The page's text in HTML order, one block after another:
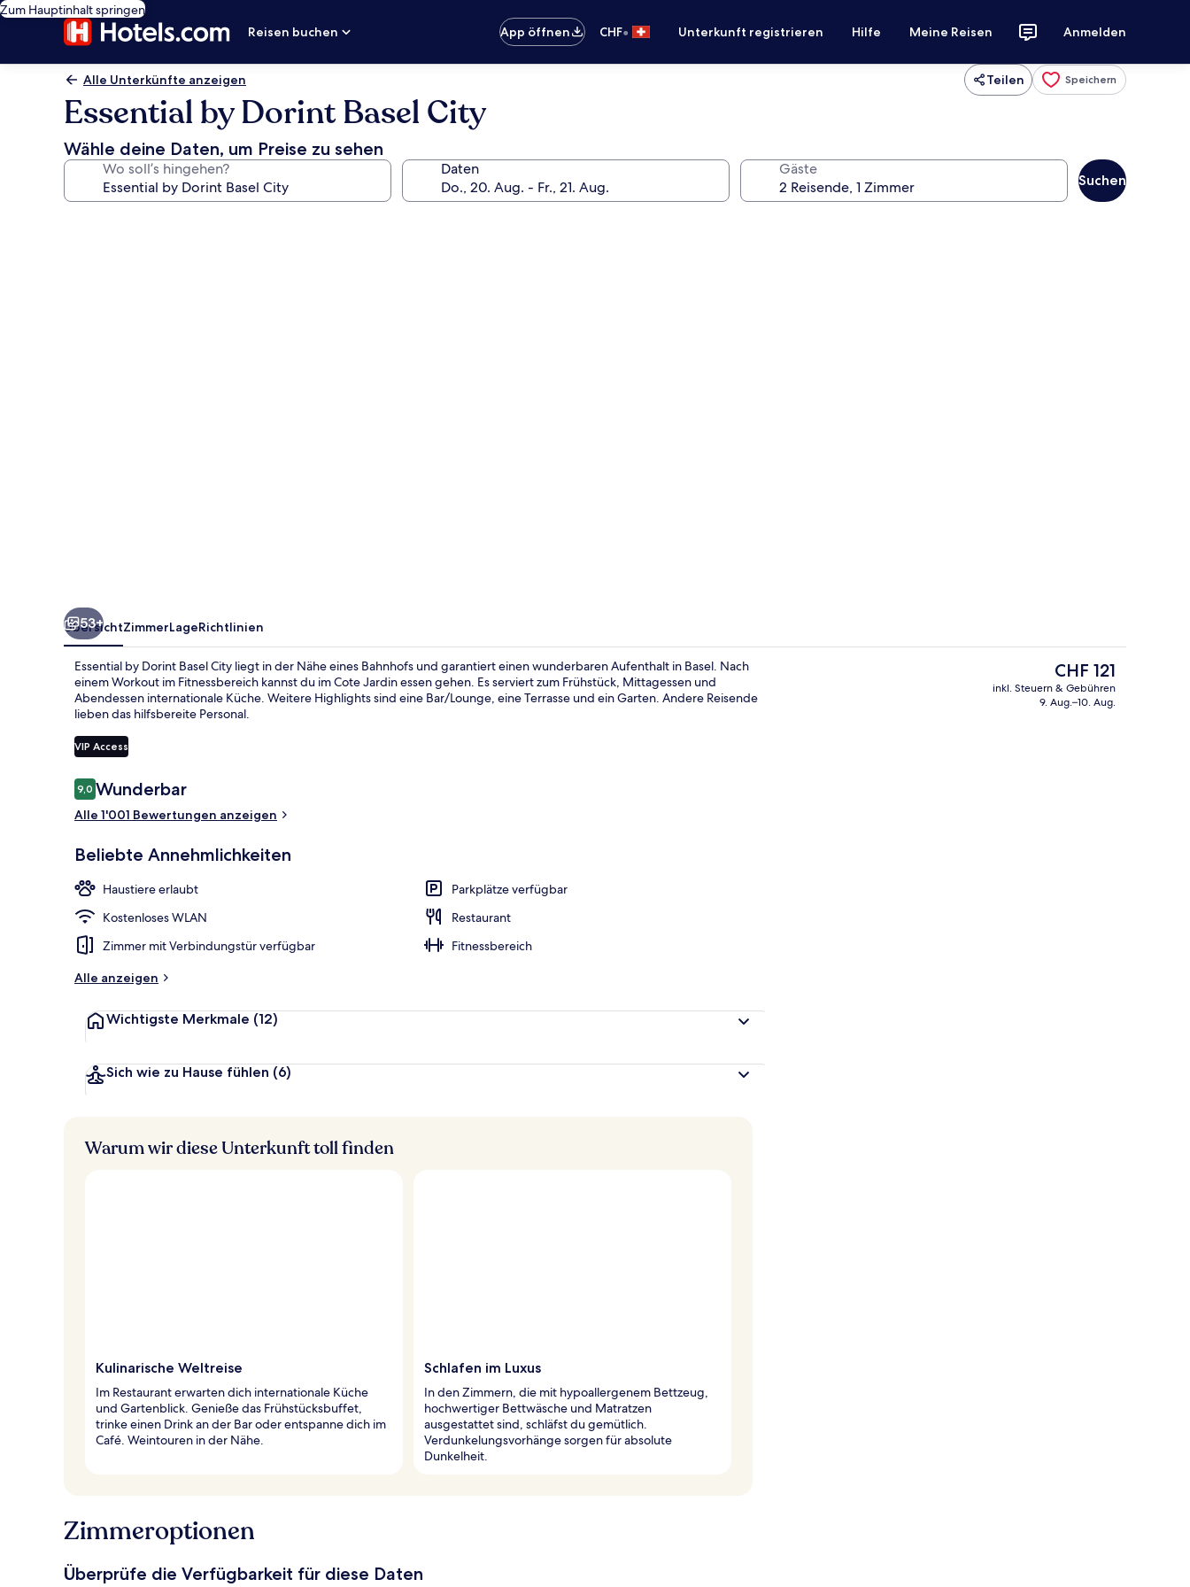
Zum Hauptinhalt springen
Reisen buchen
App öffnen CHF• Unterkunft registrieren Hilfe Meine Reisen Anmelden
Alle Unterkünfte anzeigen Teilen Speichern
Essential by Dorint Basel City
Wähle deine Daten, um Preise zu sehen
Wo soll’s hingehen? Daten Gäste
Suchen
Aussenbereich
53+
ÜbersichtZimmerLageRichtlinien
Essential by Dorint Basel City liegt in der Nähe eines Bahnhofs und garantiert einen wunderbaren Aufenthalt in Basel. Nach
einem Workout im Fitnessbereich kannst du im Cote Jardin essen gehen. Es serviert zum Frühstück, Mittagessen und
Abendessen internationale Küche. Weitere Highlights sind eine Bar/Lounge, eine Terrasse und ein Garten. Andere Reisende
lieben das hilfsbereite Personal.
VIP Access
Bewertungen
9,09,0 von 10.
Wunderbar
Alle 1'001 Bewertungen anzeigen
Beliebte Annehmlichkeiten
Haustiere erlaubt
Parkplätze verfügbar
Kostenloses WLAN
Restaurant
Zimmer mit Verbindungstür verfügbar
Fitnessbereich
Alle anzeigen
Wichtigste Merkmale (12)
Sich wie zu Hause fühlen (6)
Der
aktuelle
Preis
CHF 121
inkl. Steuern & Gebühren
9. Aug.–10. Aug.
Warum wir diese Unterkunft toll finden
Kulinarische Weltreise
Im Restaurant erwarten dich internationale Küche
und Gartenblick. Genieße das Frühstücksbuffet,
trinke einen Drink an der Bar oder entspanne dich im
Café. Weintouren in der Nähe.
Schlafen im Luxus
In den Zimmern, die mit hypoallergenem Bettzeug,
hochwertiger Bettwäsche und Matratzen
ausgestattet sind, schläfst du gemütlich.
Verdunkelungsvorhänge sorgen für absolute
Dunkelheit.
Zimmeroptionen
Überprüfe die Verfügbarkeit für diese Daten